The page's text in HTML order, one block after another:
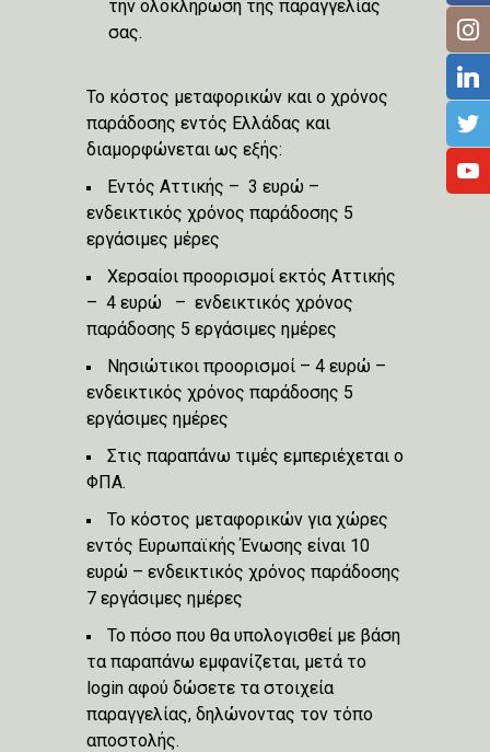
την ολοκλήρωση της παραγγελίας
σας.
Το κόστος μεταφορικών και ο χρόνος
παράδοσης εντός Ελλάδας και
διαμορφώνεται ως εξής:
Εντός Αττικής – 3 ευρώ –
ενδεικτικός χρόνος παράδοσης 5
εργάσιμες μέρες
Χερσαίοι προορισμοί εκτός Αττικής
– 4 ευρώ – ενδεικτικός χρόνος
παράδοσης 5 εργάσιμες ημέρες
Νησιώτικοι προορισμοί – 4 ευρώ –
ενδεικτικός χρόνος παράδοσης 5
εργάσιμες ημέρες
Στις παραπάνω τιμές εμπεριέχεται ο
ΦΠΑ.
Το κόστος μεταφορικών για χώρες
εντός Ευρωπαϊκής Ένωσης είναι 10
ευρώ – ενδεικτικός χρόνος παράδοσης
7 εργάσιμες ημέρες
Το πόσο που θα υπολογισθεί με βάση
τα παραπάνω εμφανίζεται, μετά το
login αφού δώσετε τα στοιχεία
παραγγελίας, δηλώνοντας τον τόπο
αποστολής.